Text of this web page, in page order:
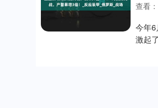
查看：
今年
激起